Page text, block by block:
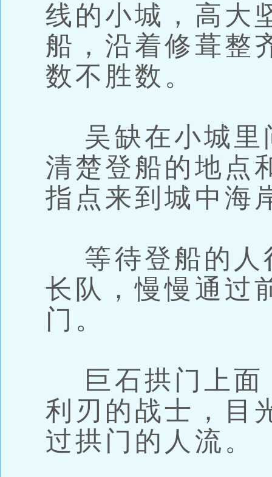
线的小城，高大
船，沿着修葺整
数不胜数。
吴缺在小城里
清楚登船的地点
指点来到城中海
等待登船的人
长队，慢慢通过
门。
巨石拱门上面
利刃的战士，目
过拱门的人流。